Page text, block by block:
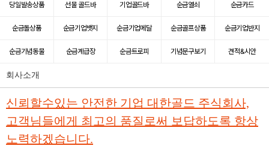
당일발송상품 선물 골드바 기업골드바 순금열쇠 순금카드
순금돌상품 순금기업뱃지 순금기업메달 순금골프상품 순금기업반지
순금기념동물 순금계급장 순금트로피 기념문구보기 견적&시안
회사소개
신뢰할수있는 안전한 기업 대한골드 주식회사,
고객님들에게 최고의 품질로써 보답하도록 항상
노력하겠습니다.